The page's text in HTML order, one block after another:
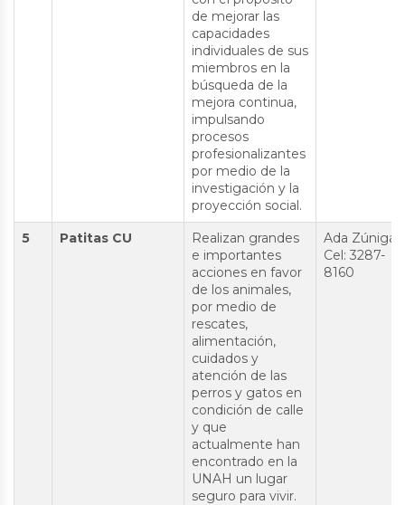
de mejorar las
capacidades
individuales de sus
miembros en la
búsqueda de la
mejora continua,
impulsando
procesos
profesionalizantes
por medio de la
investigación y la
proyección social.
5
Patitas CU
Realizan grandes
e importantes
acciones en favor
de los animales,
por medio de
rescates,
alimentación,
cuidados y
atención de las
perros y gatos en
condición de calle
y que
actualmente han
encontrado en la
UNAH un lugar
seguro para vivir.
Ada Zúniga
Cel: 3287-
8160